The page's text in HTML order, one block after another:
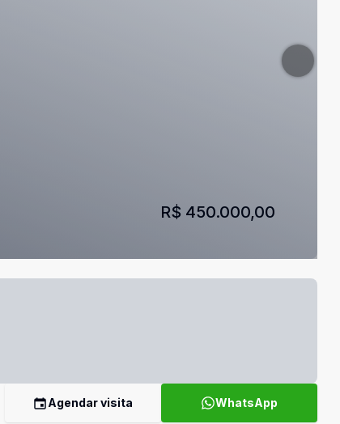
R$ 450.000,00
Agendar visita WhatsApp